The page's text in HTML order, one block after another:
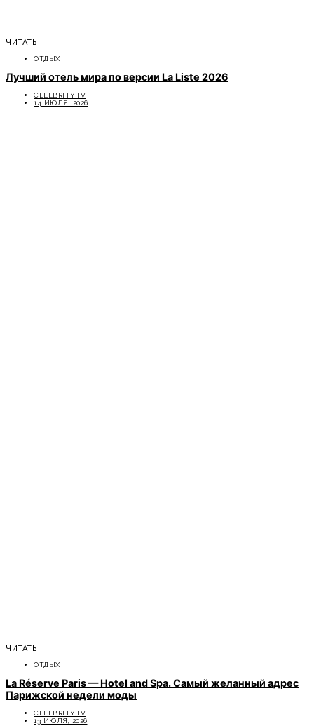
ЧИТАТЬ
ОТДЫХ
Лучший отель мира по версии La Liste 2026
CELEBRITYTV
14 ИЮЛЯ, 2026
ЧИТАТЬ
ОТДЫХ
La Réserve Paris — Hotel and Spa. Самый желанный адрес
Парижской недели моды
CELEBRITYTV
13 ИЮЛЯ, 2026